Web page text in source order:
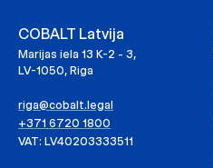
COBALT Latvija
Marijas iela 13 K-2 - 3,
LV-1050, Riga
riga@cobalt.legal
+371 6720 1800
VAT: LV40203333511